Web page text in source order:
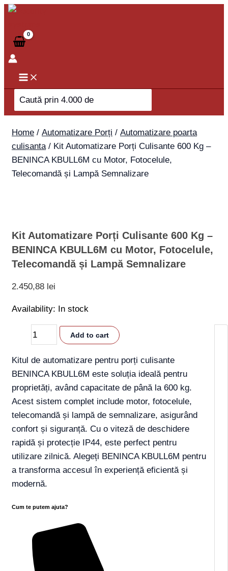
Skip
content
Search
for:
Home / Automatizare Porți / Automatizare poarta
culisanta/ Kit Automatizare Porți Culisante 600 Kg –
BENINCA KBULL6M cu Motor, Fotocelule,
Telecomandă și Lampă Semnalizare
Kit Automatizare Porți Culisante 600 Kg –
BENINCA KBULL6M cu Motor, Fotocelule,
Telecomandă și Lampă Semnalizare
2.450,88 lei
Availability: In stock
Kit
Porți
Culisante
600
Kg
-
BENINCA
KBULL6M
cu
Motor,
Fotocelule,
Telecomandă
Add to cart
Kitul de automatizare pentru porți culisante
BENINCA KBULL6M este soluția ideală pentru
proprietăți, având capacitate de până la 600 kg.
Acest sistem complet include motor, fotocelule,
telecomandă și lampă de semnalizare, asigurând
confort și siguranță. Cu o viteză de deschidere
rapidă și protecție IP44, este perfect pentru
utilizare zilnică. Alegeți BENINCA KBULL6M pentru
a transforma accesul în experiență eficientă și
modernă.
Cum te putem ajuta?